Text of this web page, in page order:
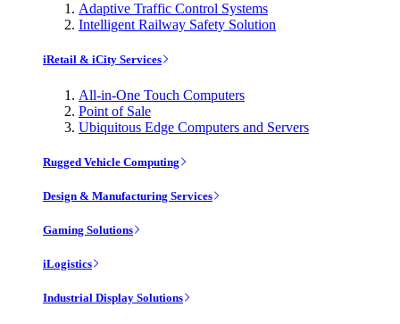
Adaptive Traffic Control Systems
Intelligent Railway Safety Solution
iRetail & iCity Services
All-in-One Touch Computers
Point of Sale
Ubiquitous Edge Computers and Servers
Rugged Vehicle Computing
Design & Manufacturing Services
Gaming Solutions
iLogistics
Industrial Display Solutions